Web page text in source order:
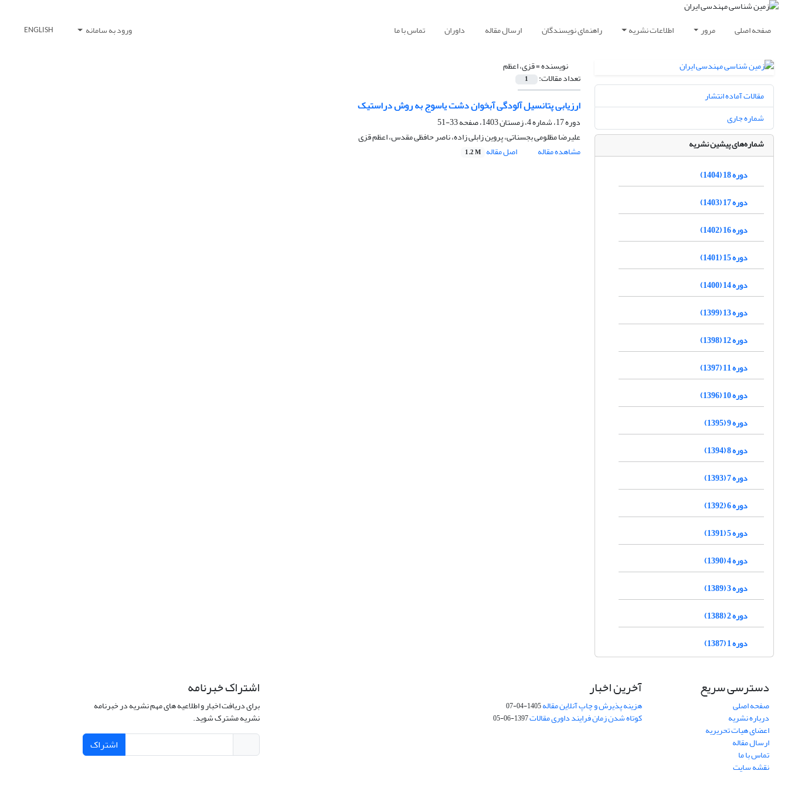
صفحه اصلی مرور اطلاعات نشریه راهنمای نویسندگان ارسال مقاله داوران تماس با ما ورود به سامانه ENGLISH
نویسنده =قزی، اعظم
تعداد مقالات: 1
ارزیابی پتانسیل آلودگی آبخوان دشت یاسوج به روش دراستیک
دوره 17، شماره 4، زمستان 1403، صفحه
33-51
علیرضا مظلومی بجسناتی، پروین زابلی زاده، ناصر حافظی مقدس، اعظم قزی
مشاهده مقاله
اصل مقاله 1.2 M
مقالات آماده انتشار
شماره جاری
شماره‌های پیشین نشریه
دوره 18 (1404)
دوره 17 (1403)
دوره 16 (1402)
دوره 15 (1401)
دوره 14 (1400)
دوره 13 (1399)
دوره 12 (1398)
دوره 11 (1397)
دوره 10 (1396)
دوره 9 (1395)
دوره 8 (1394)
دوره 7 (1393)
دوره 6 (1392)
دوره 5 (1391)
دوره 4 (1390)
دوره 3 (1389)
دوره 2 (1388)
دوره 1 (1387)
دسترسی سریع
صفحه اصلی
درباره نشریه
اعضای هیات تحریریه
ارسال مقاله
تماس با ما
نقشه سایت
آخرین اخبار
هزینه پذیرش و چاپ آنلاین مقاله1405-04-07
کوتاه شدن زمان فرایند داوری مقالات1397-06-05
اشتراک خبرنامه
برای دریافت اخبار و اطلاعیه های مهم نشریه در خبرنامه
نشریه مشترک شوید.
اشتراک